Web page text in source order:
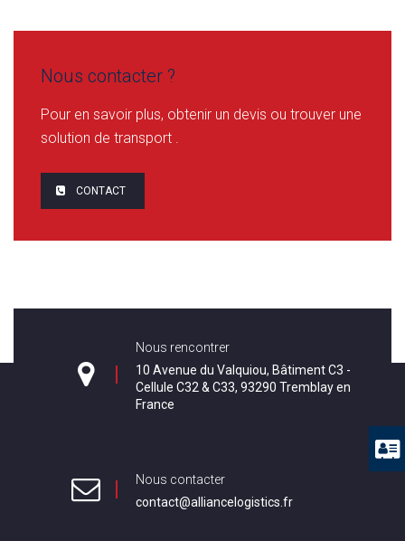
Nous contacter ?
Pour en savoir plus, obtenir un devis ou trouver une
solution de transport .
CONTACT
Nous rencontrer
10 Avenue du Valquiou, Bâtiment C3 -
Cellule C32 & C33, 93290 Tremblay en
France
Nous contacter
contact@alliancelogistics.fr